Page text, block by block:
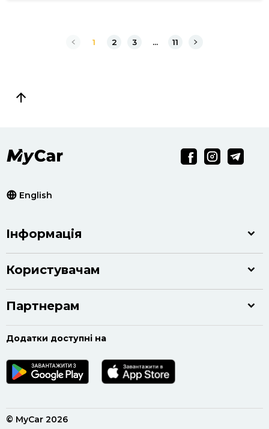
1 2 3 ... 11
English
Інформація
Користувачам
Партнерам
Додатки доступні на
© MyCar 2026